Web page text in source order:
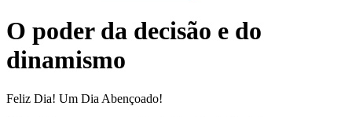
O poder da decisão e do
dinamismo
Feliz Dia! Um Dia Abençoado!